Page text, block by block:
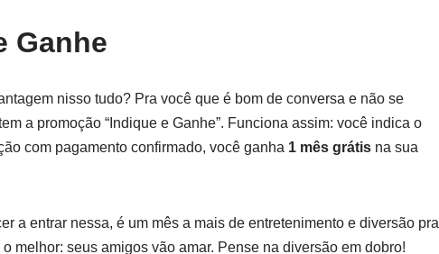
Ganhe
nisso tudo? Pra você que é bom de conversa e não se
a promoção “Indique e Ganhe”. Funciona assim: você indica o
com pagamento confirmado, você ganha 1 mês grátis na sua
a entrar nessa, é um mês a mais de entretenimento e diversão pra
melhor: seus amigos vão amar. Pense na diversão em dobro!